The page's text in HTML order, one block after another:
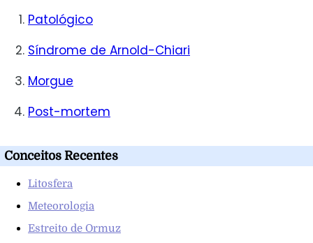
Patológico
Síndrome de Arnold-Chiari
Morgue
Post-mortem
Conceitos Recentes
Litosfera
Meteorologia
Estreito de Ormuz